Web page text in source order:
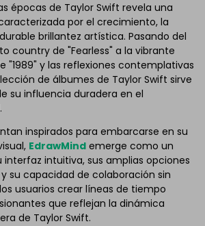
épocas de Taylor Swift revela una
por el crecimiento, la
brillantez artística. Pasando del
country de "Fearless" a la vibrante
"1989" y las reflexiones contemplativas
de álbumes de Taylor Swift sirve
su influencia duradera en el
inspirados para embarcarse en su
EdrawMind emerge como un
interfaz intuitiva, sus amplias opciones
su capacidad de colaboración sin
usuarios crear líneas de tiempo
que reflejan la dinámica
de Taylor Swift.